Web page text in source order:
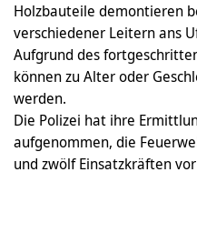
Holzbauteile demontieren
verschiedener Leitern ans
Aufgrund des
können zu Alter oder
werden.
Die Polizei hat ihre
aufgenommen, die
und zwölf Einsatzkräften